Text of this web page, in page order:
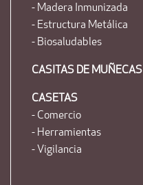
- Madera Inmunizada
- Estructura Metálica
- Biosaludables
CASITAS DE MUÑECAS
CASETAS
- Comercio
- Herramientas
- Vigilancia